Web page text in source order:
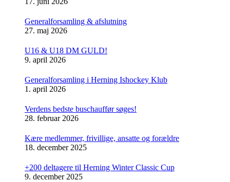
Generalforsamling & afslutning
27. maj 2026
U16 & U18 DM GULD!
9. april 2026
Generalforsamling i Herning Ishockey Klub
1. april 2026
Verdens bedste buschauffør søges!
28. februar 2026
Kære medlemmer, frivillige, ansatte og forældre
18. december 2025
+200 deltagere til Herning Winter Classic Cup
9. december 2025